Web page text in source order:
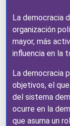
La democracia
organización
mayor, más
influencia en la
La democracia
objetivos, el
del sistema
ocurre en la
que asuma un